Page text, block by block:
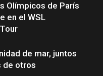
Olímpicos de París
en el WSL
de mar, juntos
de otros